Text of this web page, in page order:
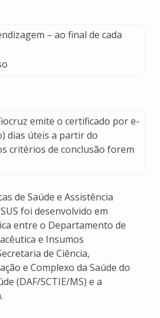
– ao final de cada
emite o certificado por e-
dias úteis a partir do
critérios de conclusão forem
de Saúde e Assistência
foi desenvolvido em
entre o Departamento de
e Insumos
de Ciência,
e Complexo da Saúde do
(DAF/SCTIE/MS) e a